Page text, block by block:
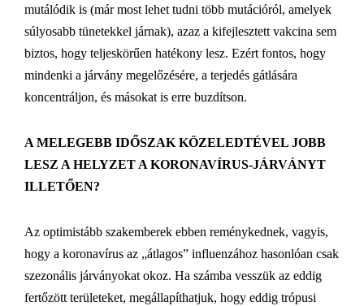
mutálódik is (már most lehet tudni több mutációról, amelyek
súlyosabb tünetekkel járnak), azaz a kifejlesztett vakcina sem
biztos, hogy teljeskörűen hatékony lesz. Ezért fontos, hogy
mindenki a járvány megelőzésére, a terjedés gátlására
koncentráljon, és másokat is erre buzdítson.
A MELEGEBB IDŐSZAK KÖZELEDTÉVEL JOBB
LESZ A HELYZET A KORONAVÍRUS-JÁRVÁNYT
ILLETŐEN?
Az optimistább szakemberek ebben reménykednek, vagyis,
hogy a koronavírus az „átlagos” influenzához hasonlóan csak
szezonális járványokat okoz. Ha számba vesszük az eddig
fertőzött területeket, megállapíthatjuk, hogy eddig trópusi